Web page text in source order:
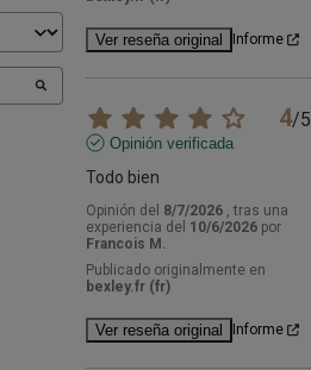
Ver reseña original Informe
4/5
Opinión verificada
Todo bien
Opinión del 8/7/2026
, tras una
experiencia del 10/6/2026 por
Francois M.
Publicado originalmente en
bexley.fr (fr)
Ver reseña original Informe